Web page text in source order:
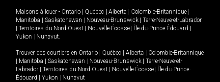
Maisons à louer - Ontario Québec Alberta Colombie-Britannique
Manitoba
Saskatchewan Nouveau-Brunswick
Terre-Neuve-et-Labrador
Territoires du Nord-Ouest Nouvelle-Écosse Île-du-Prince-Édouard
Yukon
Nunavut.
Trouver des courtiers en Ontario Québec Alberta
Colombie-Britannique
Manitoba Saskatchewan Nouveau-Brunswick
Terre-Neuve-et-
Labrador
Territoires du Nord-Ouest Nouvelle-Écosse
Île-du-Prince-
Édouard
Yukon Nunavut